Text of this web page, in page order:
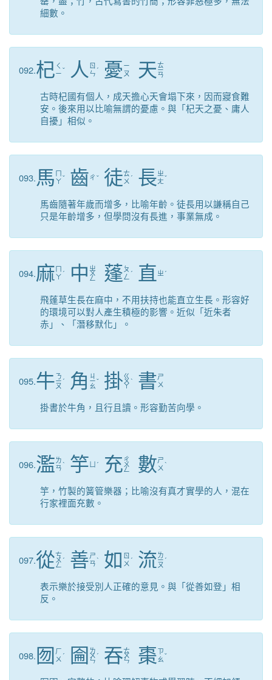
細數。
092.杞 ㄑ
ㄧˇ 人 ㄖ
ㄣ ˊ 憂 ㄧ
ㄡ
天ㄊ
ㄧ
ㄢ
古時杞國有個人，成天擔心天會塌下來，因而寢食難
安。後來用以比喻無謂的憂慮。與「杞天之憂、庸人
自擾」相似。
093.馬 ㄇ
ㄚˇ 齒ㄔ ˇ 徒ㄊ
ㄨ ˊ 長ㄓ
ㄤˇ
馬齒隨著年歲而增多，比喻年齡。徒長用以謙稱自己
只是年齡增多，但學問沒有長進，事業無成。
094.麻 ㄇ
ㄚ ˊ 中 ㄓ
ㄨ
ㄥ 蓬 ㄆ
ㄥ ˊ 直 ㄓ ˊ
飛蓬草生長在麻中，不用扶持也能直立生長。形容好
的環境可以對人產生積極的影響。近似「近朱者
赤」、「潛移默化」。
095.牛ㄋ
ㄧ
ㄡ
ˊ 角 ㄐ
ㄧ
ㄠ
ˇ 掛ㄍ
ㄨ
ㄚ
ˋ 書ㄕ
ㄨ
掛書於牛角，且行且讀。形容勤苦向學。
096.濫ㄌ
ㄢˋ 竽 ˊ 充ㄔ
ㄨ
ㄥ 數ㄕ
ㄨ ˋ
竽，竹製的簧管樂器；比喻沒有真才實學的人，混在
行家裡面充數。
097.從ㄘ
ㄨ
ㄥ
ˊ 善ㄕ
ㄢˋ 如 ㄖ
ㄨ ˊ 流ㄌ
ㄧ
ㄡ
ˊ
表示樂於接受別人正確的意見。與「從善如登」相
反。
098. 囫 ㄏ
ㄨ ˊ 圇 ㄌ
ㄨ
ㄣ
ˊ 吞ㄊ
ㄨ
ㄣ 棗ㄗ
ㄠˇ